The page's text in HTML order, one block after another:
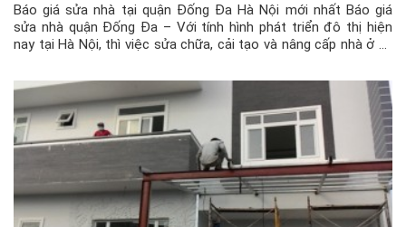
Báo giá sửa nhà tại quận Đống Đa Hà Nội mới nhất Báo giá
sửa nhà quận Đống Đa – Với tính hình phát triển đô thị hiện
nay tại Hà Nội, thì việc sửa chữa, cải tạo và nâng cấp nhà ở và